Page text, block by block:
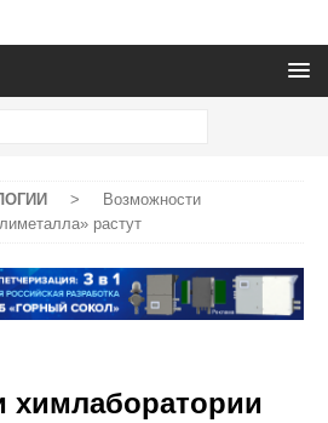
>
Возможности
растут
химлаборатории